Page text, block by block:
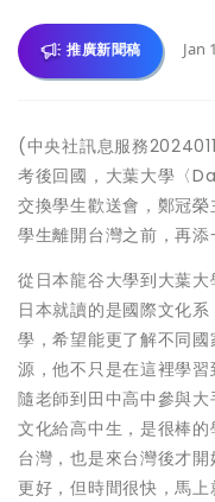
推廣新聞稿 Jan
(中央社訊息服務
考後回國，大葉大學〈
交換學生歡送會，鄭冠
學生離開台灣之前，再添
從日本龍谷大學到大葉
日本就讀的是國際文化
學，希望能更了解不同
源，他不只是在這裡學
隨老師到田中高中參與
文化給高中生，是很棒
台灣，也是來台灣後才
更好，但時間很快，馬上